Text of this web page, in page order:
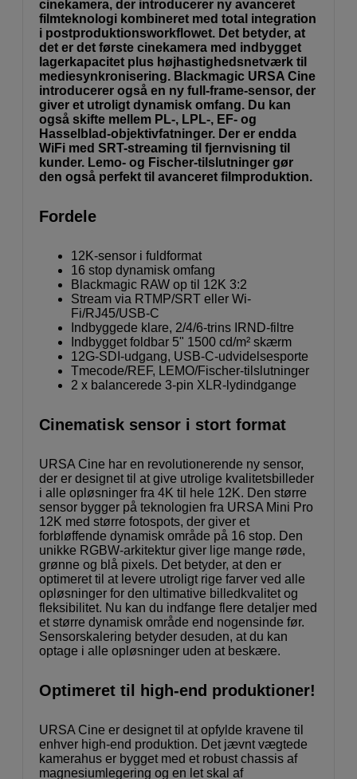
cinekamera, der introducerer ny avanceret
filmteknologi kombineret med total integration
i postproduktionsworkflowet. Det betyder, at
det er det første cinekamera med indbygget
lagerkapacitet plus højhastighedsnetværk til
mediesynkronisering. Blackmagic URSA Cine
introducerer også en ny full-frame-sensor, der
giver et utroligt dynamisk omfang. Du kan
også skifte mellem PL-, LPL-, EF- og
Hasselblad-objektivfatninger. Der er endda
WiFi med SRT-streaming til fjernvisning til
kunder. Lemo- og Fischer-tilslutninger gør
den også perfekt til avanceret filmproduktion.
Fordele
12K-sensor i fuldformat
16 stop dynamisk omfang
Blackmagic RAW op til 12K 3:2
Stream via RTMP/SRT eller Wi-
Fi/RJ45/USB-C
Indbyggede klare, 2/4/6-trins IRND-filtre
Indbygget foldbar 5" 1500 cd/m² skærm
12G-SDI-udgang, USB-C-udvidelsesporte
Tmecode/REF, LEMO/Fischer-tilslutninger
2 x balancerede 3-pin XLR-lydindgange
Cinematisk sensor i stort format
URSA Cine har en revolutionerende ny sensor,
der er designet til at give utrolige kvalitetsbilleder
i alle opløsninger fra 4K til hele 12K. Den større
sensor bygger på teknologien fra URSA Mini Pro
12K med større fotospots, der giver et
forbløffende dynamisk område på 16 stop. Den
unikke RGBW-arkitektur giver lige mange røde,
grønne og blå pixels. Det betyder, at den er
optimeret til at levere utroligt rige farver ved alle
opløsninger for den ultimative billedkvalitet og
fleksibilitet. Nu kan du indfange flere detaljer med
et større dynamisk område end nogensinde før.
Sensorskalering betyder desuden, at du kan
optage i alle opløsninger uden at beskære.
Optimeret til high-end produktioner!
URSA Cine er designet til at opfylde kravene til
enhver high-end produktion. Det jævnt vægtede
kamerahus er bygget med et robust chassis af
magnesiumlegering og en let skal af